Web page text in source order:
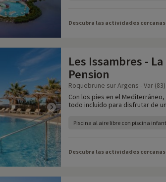
Descubra las actividades cercanas
Les Issambres -
Pension
Roquebrune sur Argens - Var (83)
Con los pies en el
todo incluido para disfrutar de
Piscina al aire libre con piscina
Descubra las actividades cercanas